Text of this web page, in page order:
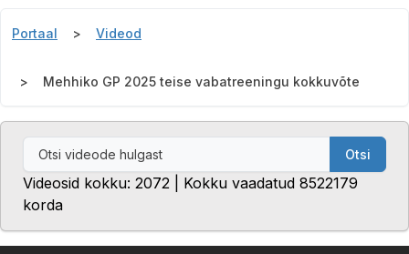
Portaal Videod
Mehhiko GP 2025 teise vabatreeningu kokkuvõte
Otsi
Videosid kokku: 2072 | Kokku vaadatud 8522179
korda